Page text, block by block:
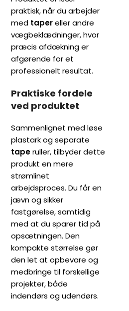
praktisk, når du arbejder
med tapereller andre
vægbeklædninger, hvor
præcis afdækning er
afgørende for et
professionelt resultat.
Praktiske fordele
ved produktet
Sammenlignet med løse
plastark og separate
taperuller, tilbyder dette
produkt en mere
strømlinet
arbejdsproces. Du får en
jævn og sikker
fastgørelse, samtidig
med at du sparer tid på
opsætningen. Den
kompakte størrelse gør
den let at opbevare og
medbringe til forskellige
projekter, både
indendørs og udendørs.